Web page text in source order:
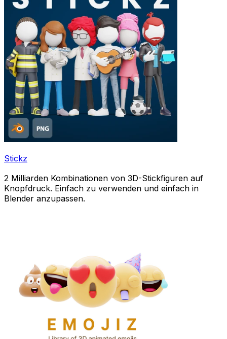
Stickz
2 Milliarden Kombinationen von 3D-Stickfiguren auf
Knopfdruck. Einfach zu verwenden und einfach in
Blender anzupassen.